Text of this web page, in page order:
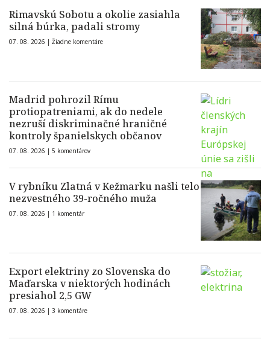
Rimavskú Sobotu a okolie zasiahla
silná búrka, padali stromy
07. 08. 2026 | Žiadne komentáre
Madrid pohrozil Rímu
protiopatreniami, ak do nedele
nezruší diskriminačné hraničné
kontroly španielskych občanov
07. 08. 2026 | 5 komentárov
V rybníku Zlatná v Kežmarku našli telo
nezvestného 39-ročného muža
07. 08. 2026 | 1 komentár
Export elektriny zo Slovenska do
Maďarska v niektorých hodinách
presiahol 2,5 GW
07. 08. 2026 | 3 komentáre